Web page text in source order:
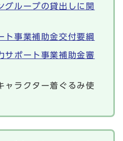
グループの貸出しに関
ト事業補助金交付要綱
サポート事業補助金審
ャラクター着ぐるみ使